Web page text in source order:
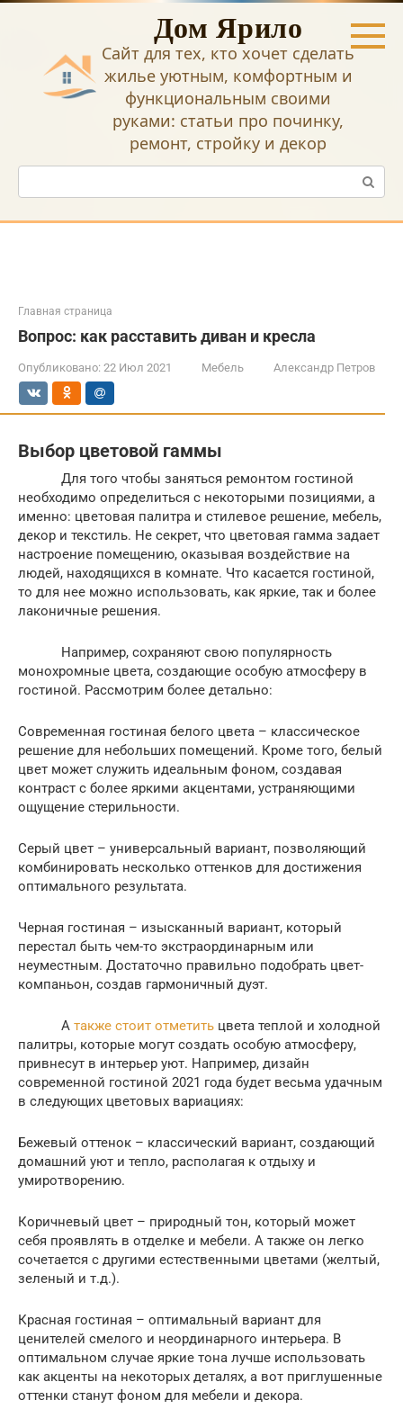
Перейти
Дом Ярило
Сайт для тех, кто хочет сделать
жилье уютным, комфортным и
функциональным своими
руками: статьи про починку,
ремонт, стройку и декор
Поиск:
Главная страница
Вопрос: как расставить диван и кресла
Опубликовано: 22 Июл 2021 Мебель Александр Петров
Выбор цветовой гаммы
Для того чтобы заняться ремонтом гостиной
необходимо определиться с некоторыми позициями, а
именно: цветовая палитра и стилевое решение, мебель,
декор и текстиль. Не секрет, что цветовая гамма задает
настроение помещению, оказывая воздействие на
людей, находящихся в комнате. Что касается гостиной,
то для нее можно использовать, как яркие, так и более
лаконичные решения.
Например, сохраняют свою популярность
монохромные цвета, создающие особую атмосферу в
гостиной. Рассмотрим более детально:
Современная гостиная белого цвета – классическое
решение для небольших помещений. Кроме того, белый
цвет может служить идеальным фоном, создавая
контраст с более яркими акцентами, устраняющими
ощущение стерильности.
Серый цвет – универсальный вариант, позволяющий
комбинировать несколько оттенков для достижения
оптимального результата.
Черная гостиная – изысканный вариант, который
перестал быть чем-то экстраординарным или
неуместным. Достаточно правильно подобрать цвет-
компаньон, создав гармоничный дуэт.
А также стоит отметить цвета теплой и холодной
палитры, которые могут создать особую атмосферу,
привнесут в интерьер уют. Например, дизайн
современной гостиной 2021 года будет весьма удачным
в следующих цветовых вариациях:
Бежевый оттенок – классический вариант, создающий
домашний уют и тепло, располагая к отдыху и
умиротворению.
Коричневый цвет – природный тон, который может
себя проявлять в отделке и мебели. А также он легко
сочетается с другими естественными цветами (желтый,
зеленый и т.д.).
Красная гостиная – оптимальный вариант для
ценителей смелого и неординарного интерьера. В
оптимальном случае яркие тона лучше использовать
как акценты на некоторых деталях, а вот приглушенные
оттенки станут фоном для мебели и декора.